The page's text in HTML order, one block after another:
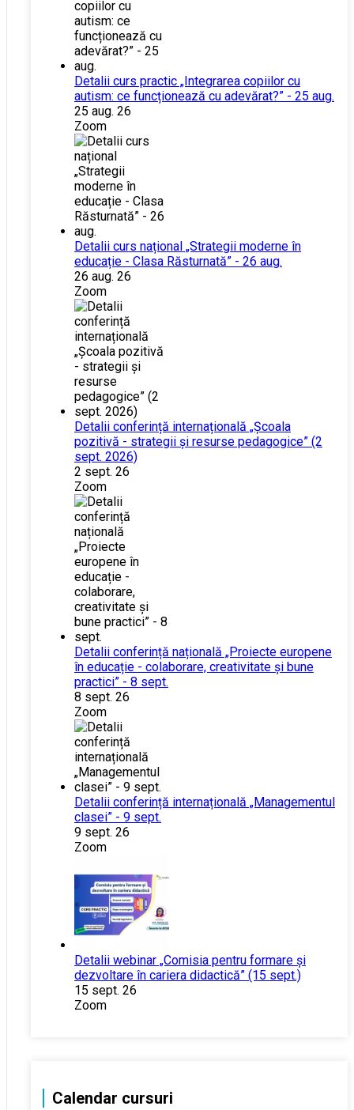
Detalii curs practic „Integrarea copiilor cu
autism: ce funcționează cu adevărat?” - 25 aug.
25 aug. 26
Zoom
Detalii curs național „Strategii moderne în
educație - Clasa Răsturnată” - 26 aug.
26 aug. 26
Zoom
Detalii conferință internațională „Școala
pozitivă - strategii și resurse pedagogice” (2
sept. 2026)
2 sept. 26
Zoom
Detalii conferință națională „Proiecte europene
în educație - colaborare, creativitate și bune
practici” - 8 sept.
8 sept. 26
Zoom
Detalii conferință internațională „Managementul
clasei” - 9 sept.
9 sept. 26
Zoom
Detalii webinar „Comisia pentru formare și
dezvoltare în cariera didactică” (15 sept.)
15 sept. 26
Zoom
Calendar cursuri